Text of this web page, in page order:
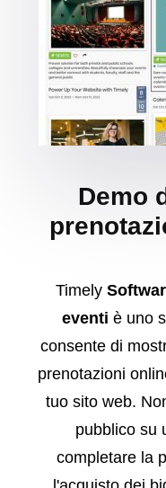
Demo
Timely
eventi è uno
consente di
prenotazioni
tuo sito web.
pubblico su
completare la